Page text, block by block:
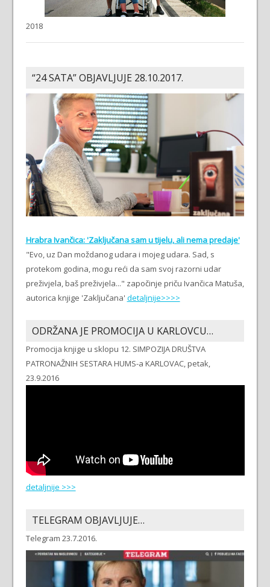
2018
“24 SATA” OBJAVLJUJE 28.10.2017.
Hrabra Ivančica: 'Zaključana sam u tijelu, ali nema predaje'
"Evo, uz Dan moždanog udara i mojeg udara. Sad, s
protekom godina, mogu reći da sam svoj razorni udar
preživjela, baš preživjela..." započinje priču Ivančica Matuša,
autorica knjige 'Zaključana' detaljnije>>>>
ODRŽANA JE PROMOCIJA U KARLOVCU…
Promocija knjige u sklopu 12. SIMPOZIJA DRUŠTVA
PATRONAŽNIH SESTARA HUMS-a KARLOVAC, petak,
23.9.2016
detaljnije >>>
TELEGRAM OBJAVLJUJE…
Telegram 23.7.2016.